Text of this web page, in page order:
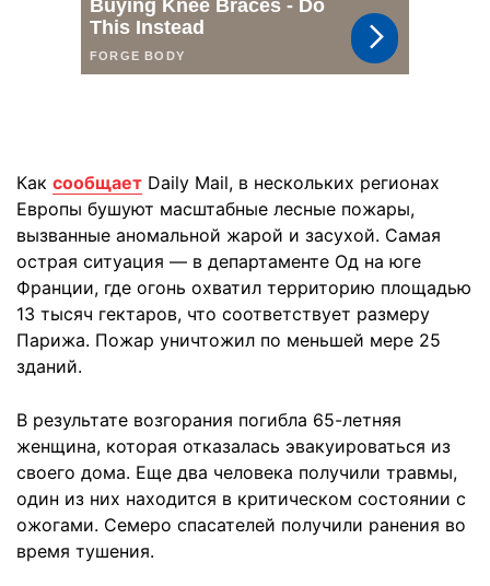
Как сообщает Daily Mail, в нескольких регионах
Европы бушуют масштабные лесные пожары,
вызванные аномальной жарой и засухой. Самая
острая ситуация — в департаменте Од на юге
Франции, где огонь охватил территорию площадью
13 тысяч гектаров, что соответствует размеру
Парижа. Пожар уничтожил по меньшей мере 25
зданий.
В результате возгорания погибла 65-летняя
женщина, которая отказалась эвакуироваться из
своего дома. Еще два человека получили травмы,
один из них находится в критическом состоянии с
ожогами. Семеро спасателей получили ранения во
время тушения.